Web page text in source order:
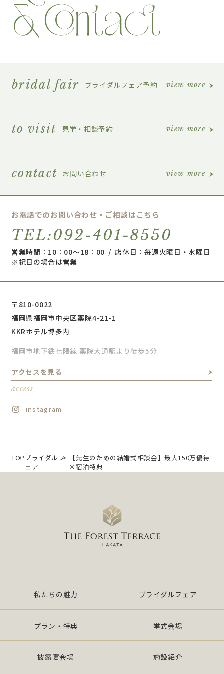
bridal fair ブライダルフェア予約 view more
to visit 見学・相談予約 view more
contact お問い合わせ view more
お電話でのお問い合わせ・ご相談はこちら
TEL:092-401-8550
営業時間：10：00～18：00 / 店休日：毎週火曜日・水曜日
※祝日の場合は営業
〒810-0022
福岡県福岡市中央区薬院4-21-1
KKRホテル博多内
福岡市地下鉄七隈線 薬院大通駅より徒歩5分
アクセスを見る
access
instagram
TOPブライダルフ
ェア
【先生のための結婚式相談会】最大150万優待
×宿泊特典
私たちの魅力 ブライダルフェア
プラン・特典 挙式会場
披露宴会場 施設紹介